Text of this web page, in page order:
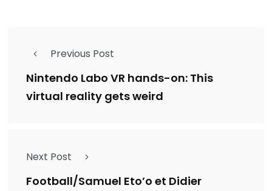
Previous Post
Nintendo Labo VR hands-on: This
virtual reality gets weird
Next Post
Football/Samuel Eto’o et Didier